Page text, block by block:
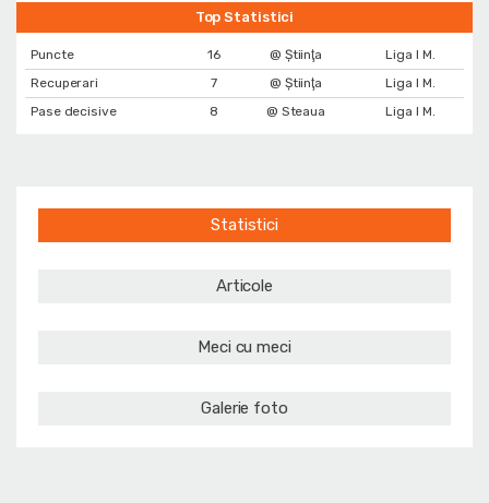
Top Statistici
Puncte 16 @ Ştiinţa
Liga I M.
Recuperari
7 @ Ştiinţa
Liga I M.
Pase decisive
8 @ Steaua Liga I M.
Statistici
Articole
Meci cu meci
Galerie foto